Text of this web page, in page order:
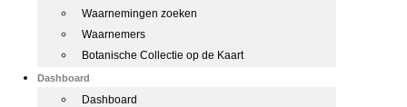
Waarnemingen zoeken
Waarnemers
Botanische Collectie op de Kaart
Dashboard
Dashboard